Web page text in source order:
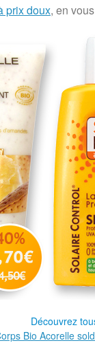
prix doux, en
Découvrez
Bio Acorelle